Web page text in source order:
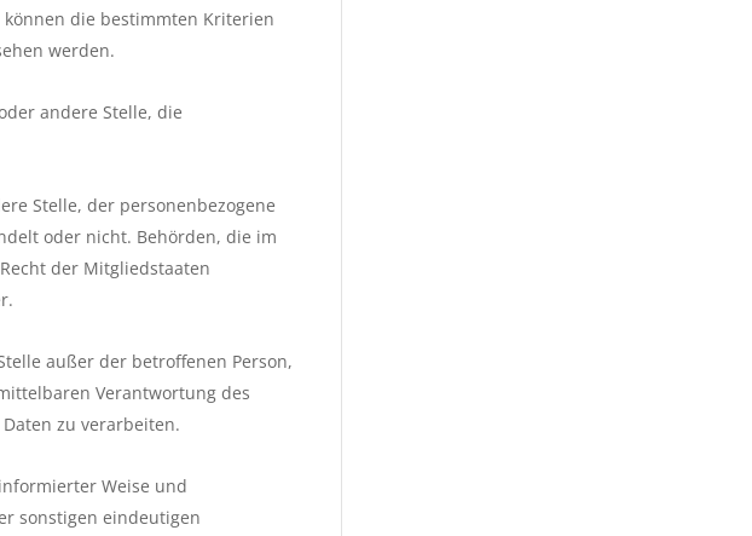
die bestimmten Kriterien
werden.
andere Stelle, die
Stelle, der personenbezogene
oder nicht. Behörden, die im
der Mitgliedstaaten
außer der betroffenen Person,
Verantwortung des
zu verarbeiten.
Weise und
sonstigen eindeutigen